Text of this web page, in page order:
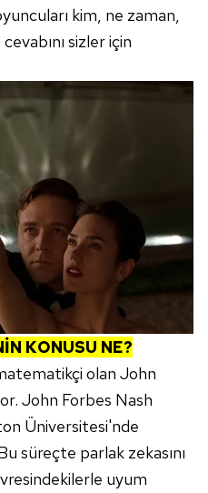
kim, ne zaman,
sizler için
KONUSU NE?
olan John
John Forbes Nash
Üniversitesi'nde
süreçte parlak zekasını
uyum